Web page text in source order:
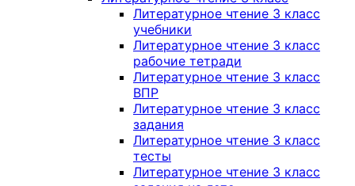
Литературное чтение 3 класс
учебники
Литературное чтение 3 класс
рабочие тетради
Литературное чтение 3 класс
ВПР
Литературное чтение 3 класс
задания
Литературное чтение 3 класс
тесты
Литературное чтение 3 класс